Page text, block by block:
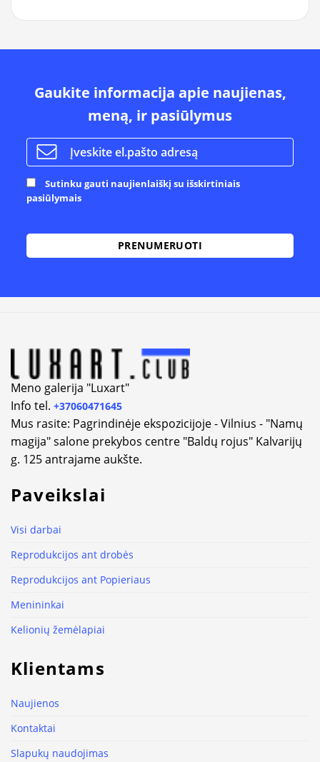
Gaukite informacija apie naujienas,
meną, ir pasiūlymus
Sutinku gauti naujienlaiškį su išskirtiniais
pasiūlymais
Meno galerija "Luxart"
Info tel. +37060471645
Mus rasite: Pagrindinėje ekspozicijoje - Vilnius - "Namų
magija" salone prekybos centre "Baldų rojus" Kalvarijų
g. 125 antrajame aukšte.
Paveikslai
Visi darbai
Reprodukcijos ant drobės
Reprodukcijos ant Popieriaus
Menininkai
Kelionių žemėlapiai
Klientams
Naujienos
Kontaktai
Slapukų naudojimas